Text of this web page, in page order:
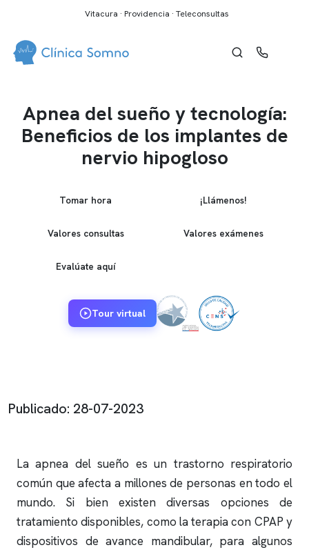
Vitacura · Providencia · Teleconsultas
Apnea del sueño y tecnología:
Beneficios de los implantes de
nervio hipogloso
Tomar hora ¡Llámenos!
Valores consultas Valores exámenes
Evalúate aquí
Tour virtual
Publicado: 28-07-2023
Laapnea del sueño es un trastorno respiratorio
común que afecta a millones de personas en todo el
mundo. Si bien existen diversas opciones de
tratamiento disponibles, como la terapia con CPAP y
dispositivos de avance mandibular, para algunos